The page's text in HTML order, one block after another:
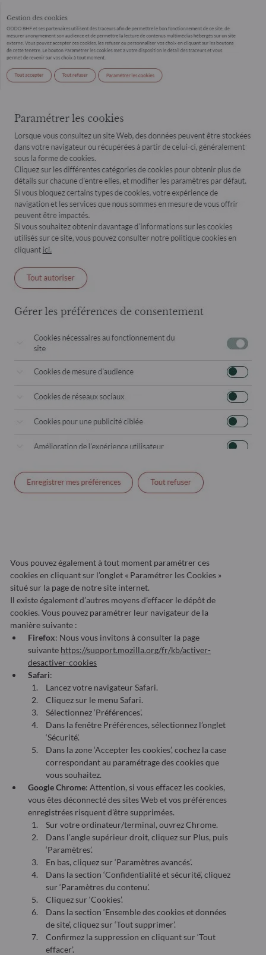
Vous pouvez également à tout moment paramétrer ces
cookies en cliquant sur l’onglet « Paramétrer les Cookies »
situé sur la page de notre site internet.
Il existe également d’autres moyens d’effacer le dépôt de
cookies. Vous pouvez paramétrer leur navigateur de la
manière suivante :
Firefox: Nous vous invitons à consulter la page
suivante https://support.mozilla.org/fr/kb/activer-
desactiver-cookies
Safari:
Lancez votre navigateur Safari.
Cliquez sur le menu Safari.
Sélectionnez ‘Préférences’.
Dans la fenêtre Préférences, sélectionnez l’onglet
‘Sécurité’.
Dans la zone ‘Accepter les cookies’, cochez la case
correspondant au paramétrage des cookies que
vous souhaitez.
Google Chrome: Attention, si vous effacez les cookies,
vous êtes déconnecté des sites Web et vos préférences
enregistrées risquent d’être supprimées.
Sur votre ordinateur/terminal, ouvrez Chrome.
Dans l’angle supérieur droit, cliquez sur Plus, puis
‘Paramètres’.
En bas, cliquez sur ‘Paramètres avancés’.
Dans la section ‘Confidentialité et sécurité’, cliquez
sur ‘Paramètres du contenu’.
Cliquez sur ‘Cookies’.
Dans la section ‘Ensemble des cookies et données
de site’, cliquez sur ‘Tout supprimer’.
Confirmez la suppression en cliquant sur ‘Tout
effacer’.